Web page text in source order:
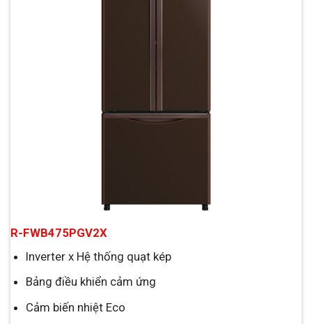
R-FWB475PGV2X
Inverter x Hệ thống quạt kép
Bảng điều khiển cảm ứng
Cảm biến nhiệt Eco